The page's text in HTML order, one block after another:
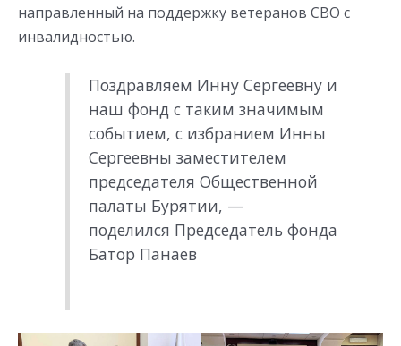
направленный на поддержку ветеранов СВО с
инвалидностью.
Поздравляем Инну Сергеевну и
наш фонд с таким значимым
событием, с избранием Инны
Сергеевны заместителем
председателя Общественной
палаты Бурятии, —
поделился Председатель фонда
Батор Панаев